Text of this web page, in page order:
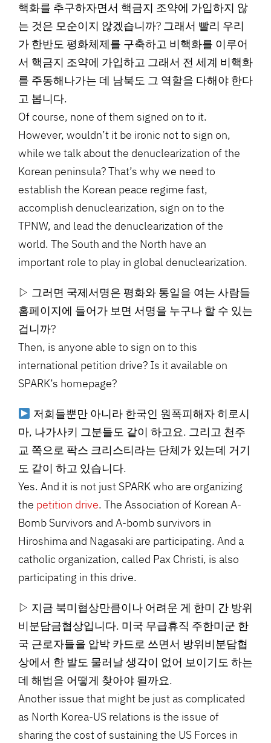
핵화를 추구하자면서 핵금지 조약에 가입하지 않
는 것은 모순이지 않겠습니까? 그래서 빨리 우리
가 한반도 평화체제를 구축하고 비핵화를 이루어
서 핵금지 조약에 가입하고 그래서 전 세계 비핵화
를 주동해나가는 데 남북도 그 역할을 다해야 한다
고 봅니다.
Of course, none of them signed on to it.
However, wouldn’t it be ironic not to sign on,
while we talk about the denuclearization of the
Korean peninsula? That’s why we need to
establish the Korean peace regime fast,
accomplish denuclearization, sign on to the
TPNW, and lead the denuclearization of the
world. The South and the North have an
important role to play in global denuclearization.
▷ 그러면 국제서명은 평화와 통일을 여는 사람들
홈페이지에 들어가 보면 서명을 누구나 할 수 있는
겁니까?
Then, is anyone able to sign on to this
international petition drive? Is it available on
SPARK’s homepage?
저희들뿐만 아니라 한국인 원폭피해자 히로시
마, 나가사키 그분들도 같이 하고요. 그리고 천주
교 쪽으로 팍스 크리스티라는 단체가 있는데 거기
도 같이 하고 있습니다.
Yes. And it is not just SPARK who are organizing
the petition drive. The Association of Korean A-
Bomb Survivors and A-bomb survivors in
Hiroshima and Nagasaki are participating. And a
catholic organization, called Pax Christi, is also
participating in this drive.
▷ 지금 북미협상만큼이나 어려운 게 한미 간 방위
비분담금협상입니다. 미국 무급휴직 주한미군 한
국 근로자들을 압박 카드로 쓰면서 방위비분담협
상에서 한 발도 물러날 생각이 없어 보이기도 하는
데 해법을 어떻게 찾아야 될까요.
Another issue that might be just as complicated
as North Korea-US relations is the issue of
sharing the cost of sustaining the US Forces in